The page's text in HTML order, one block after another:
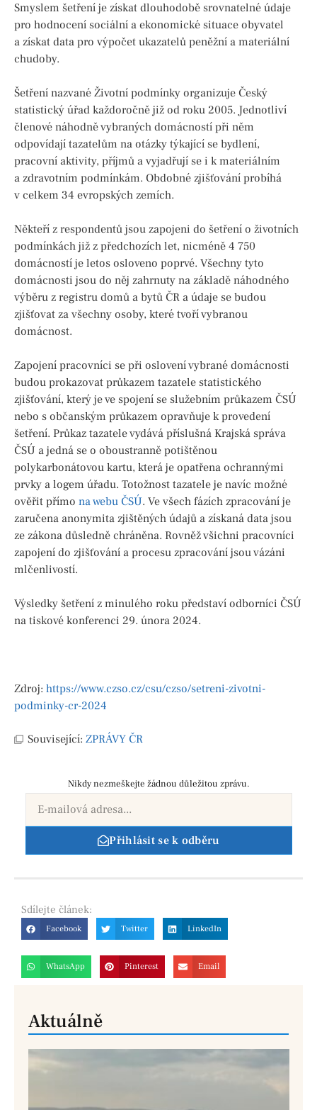
Smyslem šetření je získat dlouhodobě srovnatelné údaje
pro hodnocení sociální a ekonomické situace obyvatel
a získat data pro výpočet ukazatelů peněžní a materiální
chudoby.
Šetření nazvané Životní podmínky organizuje Český
statistický úřad každoročně již od roku 2005. Jednotliví
členové náhodně vybraných domácností při něm
odpovídají tazatelům na otázky týkající se bydlení,
pracovní aktivity, příjmů a vyjadřují se i k materiálním
a zdravotním podmínkám. Obdobné zjišťování probíhá
v celkem 34 evropských zemích.
Někteří z respondentů jsou zapojeni do šetření o životních
podmínkách již z předchozích let, nicméně 4 750
domácností je letos osloveno poprvé. Všechny tyto
domácnosti jsou do něj zahrnuty na základě náhodného
výběru z registru domů a bytů ČR a údaje se budou
zjišťovat za všechny osoby, které tvoří vybranou
domácnost.
Zapojení pracovníci se při oslovení vybrané domácnosti
budou prokazovat průkazem tazatele statistického
zjišťování, který je ve spojení se služebním průkazem ČSÚ
nebo s občanským průkazem opravňuje k provedení
šetření. Průkaz tazatele vydává příslušná Krajská správa
ČSÚ a jedná se o oboustranně potištěnou
polykarbonátovou kartu, která je opatřena ochrannými
prvky a logem úřadu. Totožnost tazatele je navíc možné
ověřit přímo na webu ČSÚ. Ve všech fázích zpracování je
zaručena anonymita zjištěných údajů a získaná data jsou
ze zákona důsledně chráněna. Rovněž všichni pracovníci
zapojení do zjišťování a procesu zpracování jsou vázáni
mlčenlivostí.
Výsledky šetření z minulého roku představí odborníci ČSÚ
na tiskové konferenci 29. února 2024.
Zdroj: https://www.czso.cz/csu/czso/setreni-zivotni-
podminky-cr-2024
Související: ZPRÁVY ČR
Nikdy nezmeškejte žádnou důležitou zprávu.
Přihlásit se k odběru
Sdílejte článek:
Facebook Twitter LinkedIn
WhatsApp Pinterest Email
Aktuálně